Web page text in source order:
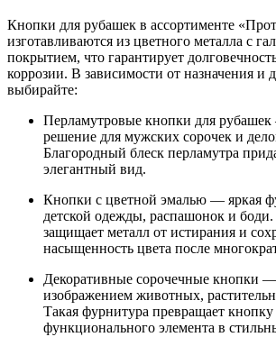
Кнопки для рубашек в ассортименте
изготавливаются из цветного металла с
покрытием, что гарантирует
коррозии. В зависимости от назначения и
выбирайте:
Перламутровые кнопки для рубашек
решение для мужских сорочек и
Благородный блеск перламутра
элегантный вид.
Кнопки с цветной эмалью — яркая
детской одежды, распашонок и
защищает металл от истирания и
насыщенность цвета после
Декоративные сорочечные кнопки —
изображением животных,
Такая фурнитура превращает кнопку
функционального элемента в